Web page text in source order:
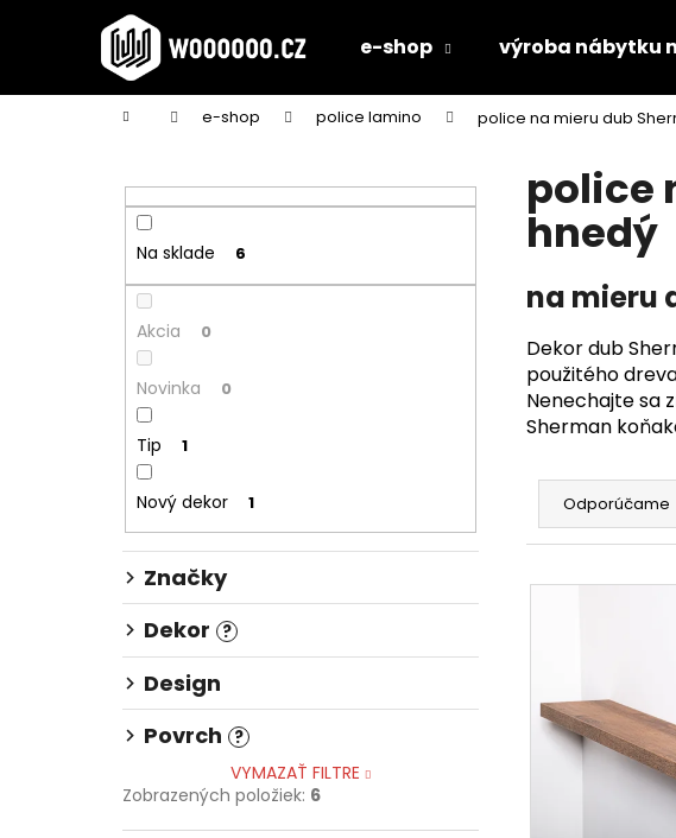
e-shop výroba nábytku
Domov e-shop police lamino police na mieru dub
Na sklade 6
Akcia 0
Novinka 0
Tip 1
Nový dekor 1
Značky
Dekor ?
Design
Povrch ?
VYMAZAŤ FILTRE
Zobrazených položiek: 6
police
hnedý
na mieru
Dekor dub
použitého
Nenechajte sa
Sherman
R
d
p
Odporúčame
V
s
í
Späť
do
Späť
do
Čo
STOLOVÁ DOSKA BIELA
148,36 €
STOLOVÁ
180,51 €